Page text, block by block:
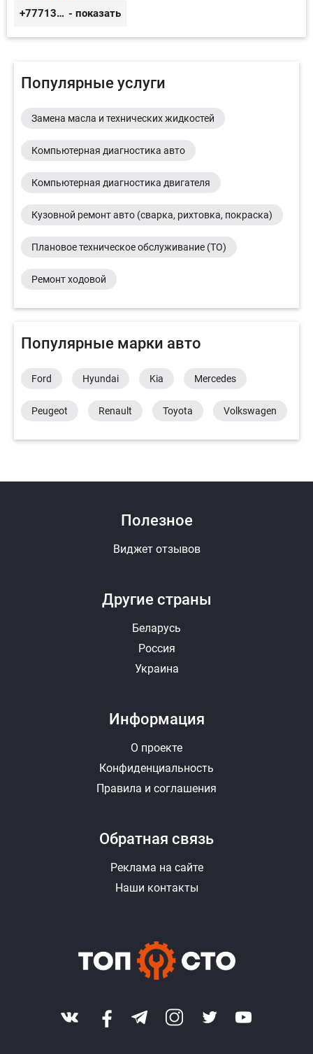
+77713061545 - показать
Популярные услуги
Замена масла и технических жидкостей
Компьютерная диагностика авто
Компьютерная диагностика двигателя
Кузовной ремонт авто (сварка, рихтовка, покраска)
Плановое техническое обслуживание (ТО)
Ремонт ходовой
Популярные марки авто
Ford Hyundai Kia Mercedes
Peugeot Renault Toyota Volkswagen
Другие страны
Беларусь
Россия
Украина
Полезное
Виджет отзывов
Информация
О проекте
Конфиденциальность
Правила и соглашения
Обратная связь
Реклама на сайте
Наши контакты